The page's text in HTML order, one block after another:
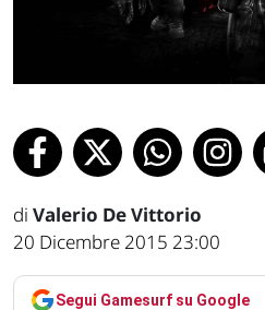
di Valerio De Vittorio
20 Dicembre 2015 23:00
Segui Gamesurf su Google